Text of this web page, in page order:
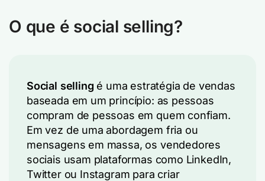
O que é social selling?
Social selling é uma estratégia de vendas
baseada em um princípio: as pessoas
compram de pessoas em quem confiam.
Em vez de uma abordagem fria ou
mensagens em massa, os vendedores
sociais usam plataformas como LinkedIn,
Twitter ou Instagram para criar